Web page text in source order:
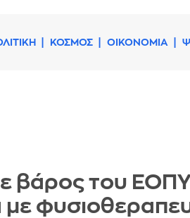
ΚΟΣΜΟΣ ΟΙΚΟΝΟΜΙΑ
βάρος του